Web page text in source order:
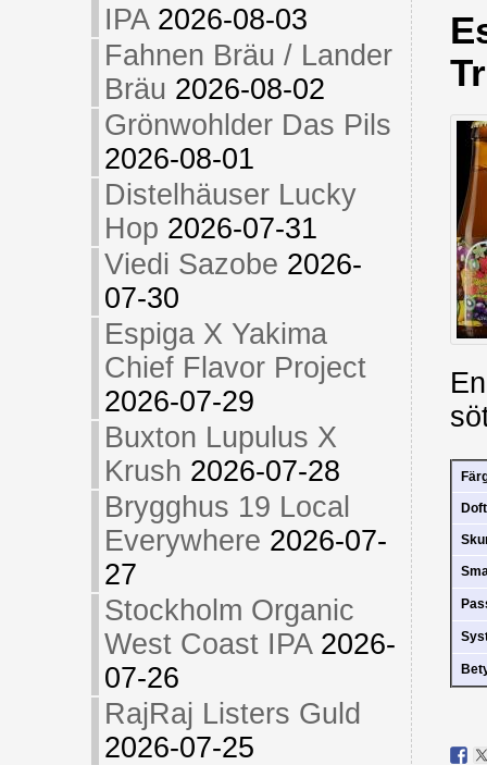
IPA 2026-08-03
Fahnen Bräu / Lander
Bräu 2026-08-02
Grönwohlder Das Pils
2026-08-01
Distelhäuser Lucky
Hop 2026-07-31
Viedi Sazobe 2026-
07-30
Espiga X Yakima
Chief Flavor Project
2026-07-29
Buxton Lupulus X
Krush 2026-07-28
Brygghus 19 Local
Everywhere 2026-07-
27
Stockholm Organic
West Coast IPA 2026-
07-26
RajRaj Listers Guld
2026-07-25
Doft